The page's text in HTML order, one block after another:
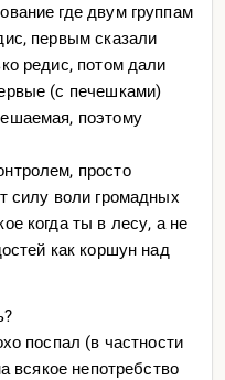
где двум группам
первым сказали
редис, потом дали
(с печешками)
поэтому
просто
силу воли громадных
когда ты в лесу, а не
как коршун над
поспал (в частности
всякое непотребство